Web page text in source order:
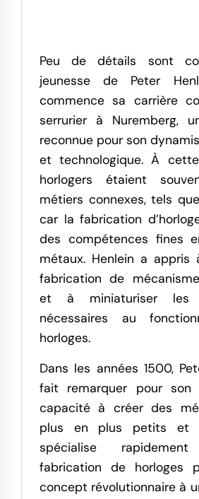
Peu de détails sont
jeunesse de Peter
commence sa carrière
serrurier à Nuremberg,
reconnue pour son
et technologique. À
horlogers étaient
métiers connexes, tels
car la fabrication
des compétences fines
métaux. Henlein a appris
fabrication de
et à miniaturiser les
nécessaires au
horloges.
Dans les années 1500,
fait remarquer pour
capacité à créer des
plus en plus petits et
spécialise
fabrication de horloges
concept révolutionnaire à